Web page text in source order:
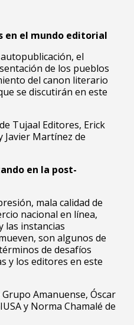
en el mundo editorial
el
de los pueblos
del canon literario
se discutirán en este
Tujaal Editores, Erick
Javier Martínez de
en la post-
mala calidad de
nacional en línea,
las instancias
son algunos de
de desafíos
y los editores en este
Amanuense, Óscar
y Norma Chamalé de